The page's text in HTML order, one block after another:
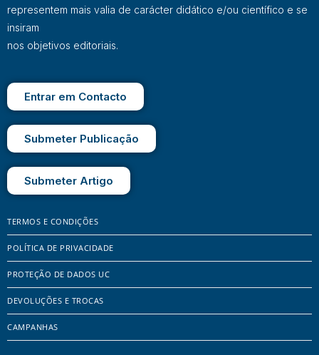
representem mais valia de carácter didático e/ou científico e se
insiram
nos objetivos editoriais.
Entrar em Contacto
Submeter Publicação
Submeter Artigo
TERMOS E CONDIÇÕES
POLÍTICA DE PRIVACIDADE
PROTEÇÃO DE DADOS UC
DEVOLUÇÕES E TROCAS
CAMPANHAS